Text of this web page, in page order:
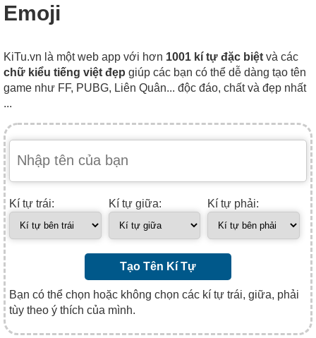
Emoji
KiTu.vn là một web app với hơn 1001 kí tự đặc biệt và các
chữ kiểu tiếng việt đẹp giúp các bạn có thể dễ dàng tạo tên
game như FF, PUBG, Liên Quân... độc đáo, chất và đẹp nhất
...
Kí tự trái: Kí tự giữa: Kí tự phải:
Tạo Tên Kí Tự
Bạn có thể chọn hoặc không chọn các kí tự trái, giữa, phải
tùy theo ý thích của mình.